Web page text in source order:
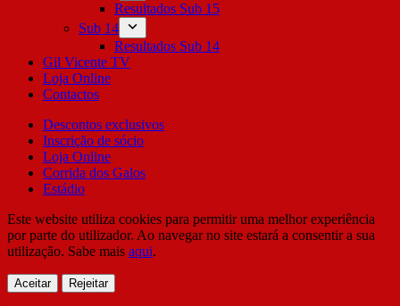
Resultados Sub 15
Sub 14
Resultados Sub 14
Gil Vicente TV
Loja Online
Contactos
Descontos exclusivos
Inscrição de sócio
Loja Online
Corrida dos Galos
Estádio
Este website utiliza cookies para permitir uma melhor experiência
por parte do utilizador. Ao navegar no site estará a consentir a sua
utilização. Sabe mais aqui.
Aceitar Rejeitar